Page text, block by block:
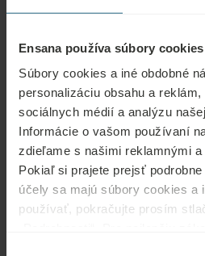
Ensana používa súbory
Súbory cookies a iné obdobné
personalizáciu obsahu a
sociálnych médií a analýzu
Informácie o vašom používaní
zdieľame s našimi reklamnými
Pokiaľ si prajete prejsť
účely sa majú súbory cookies a
používať, pokračujte prosím
Zdravotné
Súčasťou ozdravného procesu v
špecializované masáže. Pod